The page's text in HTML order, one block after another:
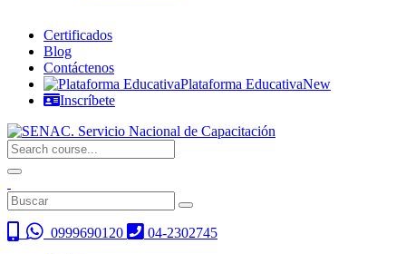
Certificados
Blog
Contáctenos
Plataforma EducativaNew
Inscríbete
0999690120
04-2302745